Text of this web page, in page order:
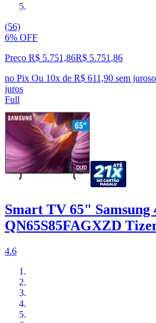
(56)
6% OFF
Preço R$ 5.751,86R$ 5.751 ,86
no Pix Ou 10x de R$ 611,90 sem juros
juros
Full
Smart TV 65" Samsung
QN65S85FAGXZD
4.6